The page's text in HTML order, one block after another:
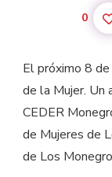
0
El próximo 8
de la Mujer. Un
CEDER
de Mujeres de
de Los